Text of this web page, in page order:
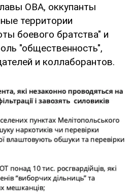
ОВА, оккупанты
территории
боевого братства" и
"общественность",
и коллаборантов.